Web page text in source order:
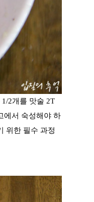
2개를 맛술 2T
에서 숙성해야 하
위한 필수 과정